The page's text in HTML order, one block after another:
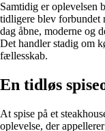
Samtidig er oplevelsen
tidligere blev forbundet
dag åbne, moderne og
Det handler stadig om
fællesskab.
En tidløs
At spise på et
oplevelse, der